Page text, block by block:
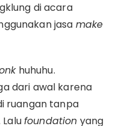
di acara
jasa make
huhuhu.
dari awal karena
ruangan tanpa
foundation yang